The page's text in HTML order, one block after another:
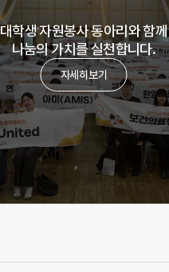
대학생 자원봉사 동아리와 함께
나눔의 가치를 실천합니다.
자세히보기